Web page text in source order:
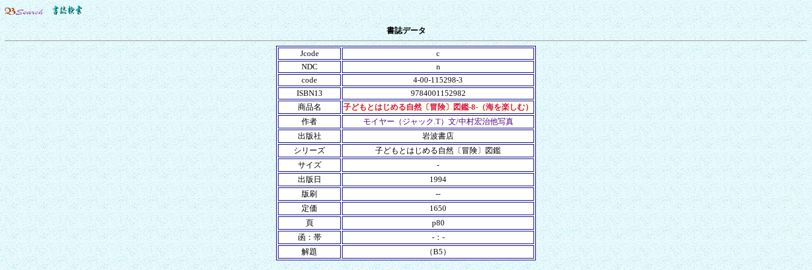
書誌データ
Jcode
c
NDC
n
code
4-00-115298-3
ISBN13
9784001152982
商品名
子どもとはじめる自然〔冒険〕図鑑-8-（海を楽しむ）
作者
モイヤー（ジャック.T）文/中村宏治他写真
出版社
岩波書店
シリーズ
子どもとはじめる自然〔冒険〕図鑑
サイズ
-
出版日
1994
版刷
--
定価
1650
頁
p80
函：帯
-：-
解題
（B5）